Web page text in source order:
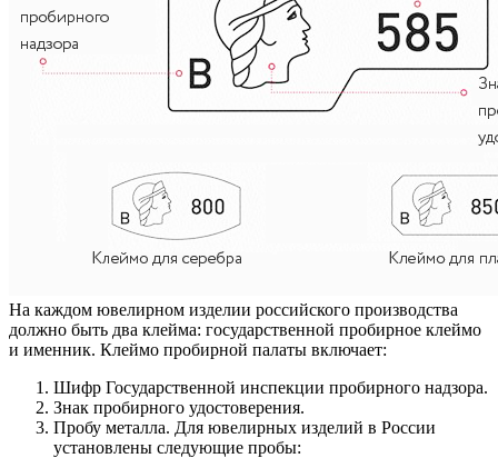
На каждом ювелирном изделии российского производства
должно быть два клейма: государственной пробирное клеймо
и именник. Клеймо пробирной палаты включает:
Шифр Государственной инспекции пробирного надзора.
Знак пробирного удостоверения.
Пробу металла. Для ювелирных изделий в России
установлены следующие пробы: